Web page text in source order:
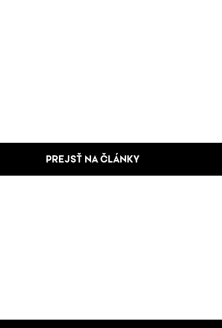
PREJSŤ NA ČLÁNKY